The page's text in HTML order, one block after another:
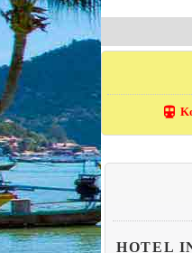
directions_transit
HOTEL